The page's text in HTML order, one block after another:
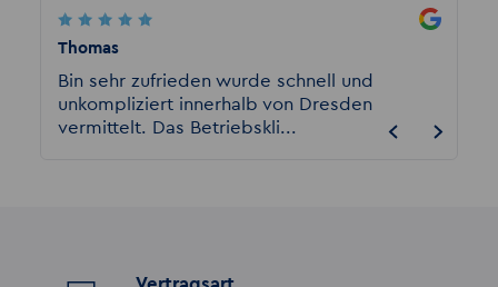
Thomas
Bin sehr zufrieden wurde schnell und
unkompliziert innerhalb von Dresden
vermittelt. Das Betriebskli...
sein